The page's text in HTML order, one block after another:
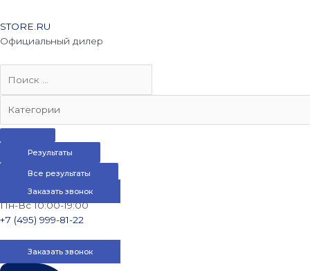
STORE.RU
Официальный дилер
Результаты
Все результаты
Заказать звонок
Пн-Вс 10:00-19:00
+7 (495) 999-81-22
Заказать звонок